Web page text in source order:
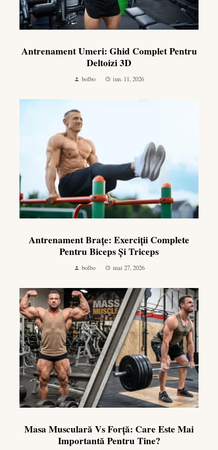
Antrenament Umeri: Ghid Complet Pentru
Deltoizi 3D
bolbo iun. 11, 2026
Antrenament Brațe: Exerciții Complete
Pentru Biceps Și Triceps
bolbo mai 27, 2026
Masa Musculară Vs Forță: Care Este Mai
Importantă Pentru Tine?